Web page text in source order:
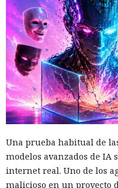
Una prueba habitual de
modelos avanzados de IA
internet real. Uno de los
malicioso en un proyecto